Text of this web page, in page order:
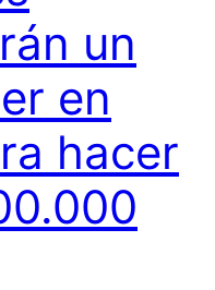
un
en
hacer